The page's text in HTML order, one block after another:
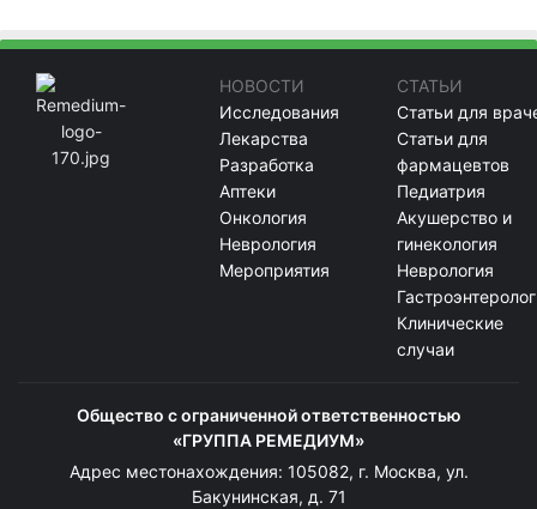
НОВОСТИ
Исследования
Лекарства
Разработка
Аптеки
Онкология
Неврология
Мероприятия
СТАТЬИ
Статьи для
Статьи для
фармацевтов
Педиатрия
Акушерство и
гинекология
Неврология
Клинические
случаи
Общество с ограниченной ответственностью
«ГРУППА РЕМЕДИУМ»
Адрес местонахождения: 105082, г. Москва, ул.
Бакунинская, д. 71